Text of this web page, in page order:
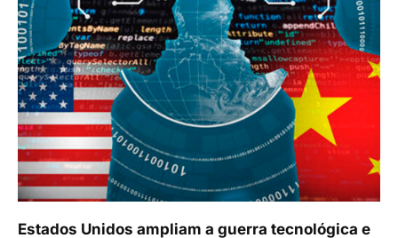
Estados Unidos ampliam a guerra tecnológica e